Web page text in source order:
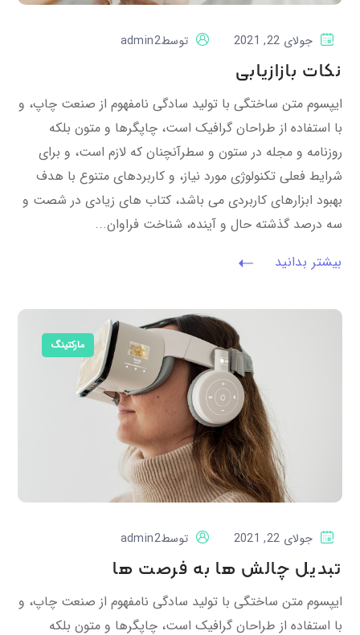
جولای 22, 2021 توسطadmin2
نکات بازازیابی
ایپسوم متن ساختگی با تولید سادگی نامفهوم از صنعت چاپ، و
با استفاده از طراحان گرافیک است، چاپگرها و متون بلکه
روزنامه و مجله در ستون و سطرآنچنان که لازم است، و برای
شرایط فعلی تکنولوژی مورد نیاز، و کاربردهای متنوع با هدف
بهبود ابزارهای کاربردی می باشد، کتاب های زیادی در شصت و
سه درصد گذشته حال و آینده، شناخت فراوان...
بیشتر بدانید
مارکتینگ
جولای 22, 2021 توسطadmin2
تبدیل چالش ها به فرصت ها
ایپسوم متن ساختگی با تولید سادگی نامفهوم از صنعت چاپ، و
با استفاده از طراحان گرافیک است، چاپگرها و متون بلکه